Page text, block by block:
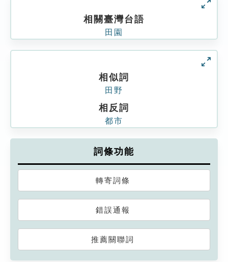
相關臺灣台語
田園
相似詞
田野
相反詞
都市
詞條功能
轉寄詞條
錯誤通報
推薦關聯詞